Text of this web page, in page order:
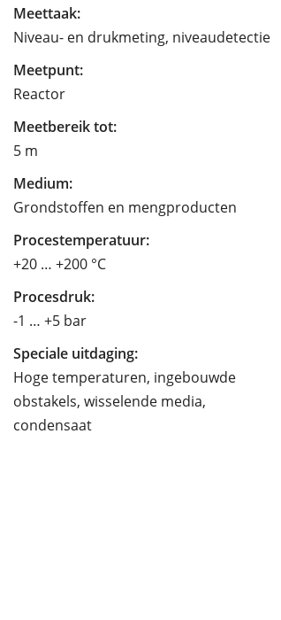
Meettaak:
Niveau- en drukmeting, niveaudetectie
Meetpunt:
Reactor
Meetbereik tot:
5 m
Medium:
Grondstoffen en mengproducten
Procestemperatuur:
+20 … +200 °C
Procesdruk:
-1 … +5 bar
Speciale uitdaging:
Hoge temperaturen, ingebouwde
obstakels, wisselende media,
condensaat